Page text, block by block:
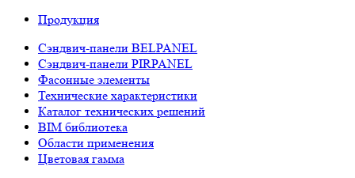
Продукция
Сэндвич-панели BELPANEL
Сэндвич-панели PIRPANEL
Фасонные элементы
Технические характеристики
Каталог технических решений
BIM библиотека
Области применения
Цветовая гамма